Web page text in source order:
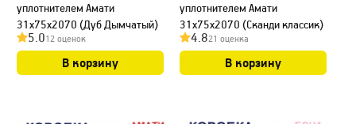
уплотнителем Амати
31х75х2070 (Дуб Дымчатый)
5.012 оценок
В корзину
уплотнителем Амати
31х75х2070 (Сканди классик)
4.821 оценка
В корзину